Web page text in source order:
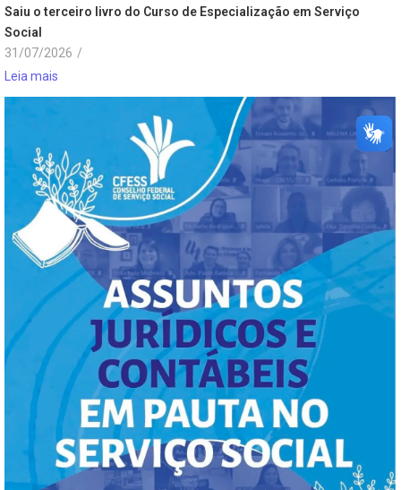
Saiu o terceiro livro do Curso de Especialização em Serviço
Social
31/07/2026 /
Leia mais